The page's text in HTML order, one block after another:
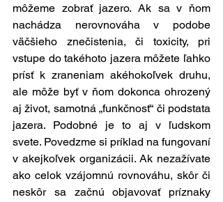
môžeme zobrať jazero. Ak sa v ňom
nachádza nerovnováha v podobe
väčšieho znečistenia, či toxicity, pri
vstupe do takéhoto jazera môžete ľahko
prísť k zraneniam akéhokoľvek druhu,
ale môže byť v ňom dokonca ohrozený
aj život, samotná „funkčnosť“ či podstata
jazera. Podobné je to aj v ľudskom
svete. Povedzme si príklad na fungovaní
v akejkoľvek organizácii. Ak nezažívate
ako celok vzájomnú rovnováhu, skôr či
neskôr sa začnú objavovať príznaky